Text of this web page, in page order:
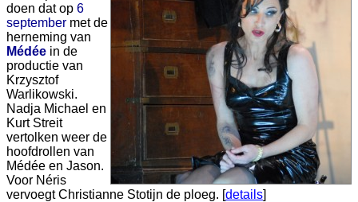
doen dat op 6
september met de
herneming van
Médée in de
productie van
Krzysztof
Warlikowski.
Nadja Michael en
Kurt Streit
vertolken weer de
hoofdrollen van
Médée en Jason.
Voor Néris
vervoegt Christianne Stotijn de ploeg. [details]